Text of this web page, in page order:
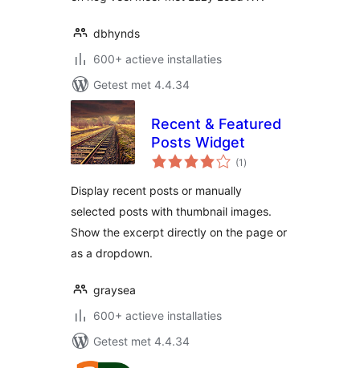
dbhynds
600+ actieve installaties
Getest met 4.4.34
Recent & Featured
Posts Widget
(1 totaal
waarderingen
)
Display recent posts or manually
selected posts with thumbnail images.
Show the excerpt directly on the page or
as a dropdown.
graysea
600+ actieve installaties
Getest met 4.4.34